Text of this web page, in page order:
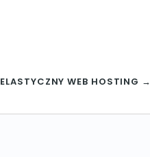
ELASTYCZNY WEB HOSTING →